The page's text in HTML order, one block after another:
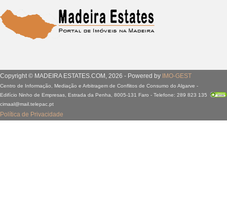
Copyright © MADEIRA ESTATES.COM, 2026 - Powered by IMO-GEST
Centro de Informação, Mediação e Arbitragem de Conflitos de Consumo do Algarve -
Edifício Ninho de Empresas, Estrada da Penha, 8005-131 Faro - Telefone: 289 823 135
cimaal@mail.telepac.pt
Política de Privacidade